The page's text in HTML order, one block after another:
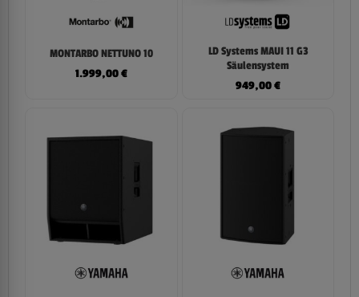
MONTARBO NETTUNO 10
1.999,00€
LD Systems MAUI 11 G3
Säulensystem
949,00€